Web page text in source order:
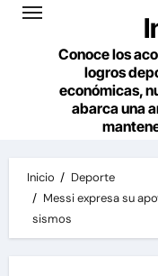
Conoce los
logros
económicas,
abarca una
Inicio
Deporte
Messi expresa su
sismos